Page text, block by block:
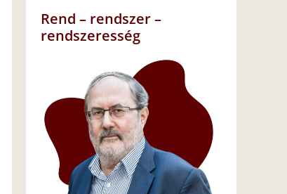
Rend – rendszer –
rendszeresség